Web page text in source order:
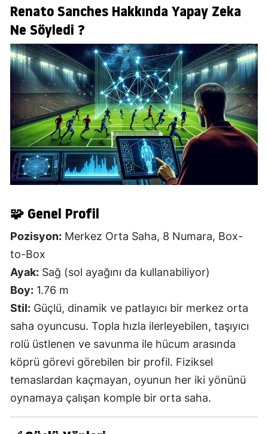
Renato Sanches Hakkında Yapay Zeka
Ne Söyledi ?
🧩 Genel Profil
Pozisyon: Merkez Orta Saha, 8 Numara, Box-
to-Box
Ayak: Sağ (sol ayağını da kullanabiliyor)
Boy: 1.76 m
Stil: Güçlü, dinamik ve patlayıcı bir merkez orta
saha oyuncusu. Topla hızla ilerleyebilen, taşıyıcı
rolü üstlenen ve savunma ile hücum arasında
köprü görevi görebilen bir profil. Fiziksel
temaslardan kaçmayan, oyunun her iki yönünü
oynamaya çalışan komple bir orta saha.